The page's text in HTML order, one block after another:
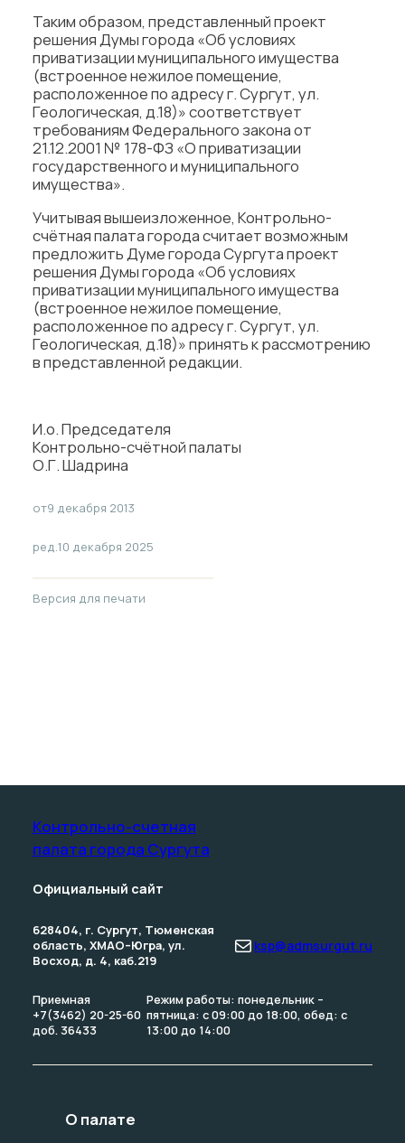
Таким образом, представленный проект
решения Думы города «Об условиях
приватизации муниципального имущества
(встроенное нежилое помещение,
расположенное по адресу г. Сургут, ул.
Геологическая, д.18)» соответствует
требованиям Федерального закона от
21.12.2001 № 178-ФЗ «О приватизации
государственного и муниципального
имущества».
Учитывая вышеизложенное, Контрольно-
счётная палата города считает возможным
предложить Думе города Сургута проект
решения Думы города «Об условиях
приватизации муниципального имущества
(встроенное нежилое помещение,
расположенное по адресу г. Сургут, ул.
Геологическая, д.18)» принять к рассмотрению
в представленной редакции.
И.о. Председателя
Контрольно-счётной палаты
О.Г. Шадрина
от9 декабря 2013
ред.10 декабря 2025
Версия для печати
Контрольно-счетная
палата­ города Сургута
Официальный сайт
628404, г. Сургут, Тюменская
область, ХМАО–Югра, ул.
Восход, д. 4, каб.219
Почта
ksp@admsurgut.ru
Приемная
+7(3462) 20-25-60
доб. 36433
Режим работы: понедельник –
пятница: с 09:00 до 18:00, обед: с
13:00 до 14:00
О палате